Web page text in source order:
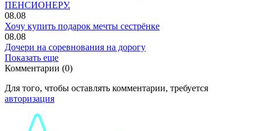
ПЕНСИОНЕРУ.
08.08
Хочу купить подарок мечты сестрёнке
08.08
Дочери на соревнования на дорогу
Показать еще
Комментарии (0)
Для того, чтобы оставлять комментарии, требуется
авторизация